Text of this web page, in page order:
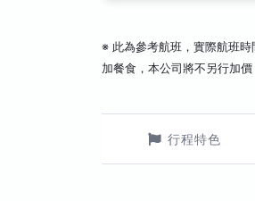
※ 此為參考航班，實際航班
加餐食，本公司將不另行加
行程特色